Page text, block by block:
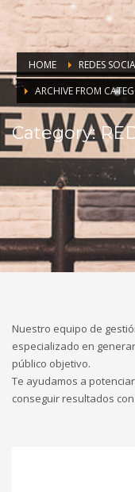
HOME
REDES
ARCHIVE FROM
Category:
Nuestro equipo de
especializado en
público objetivo.
Te ayudamos a
conseguir resultados